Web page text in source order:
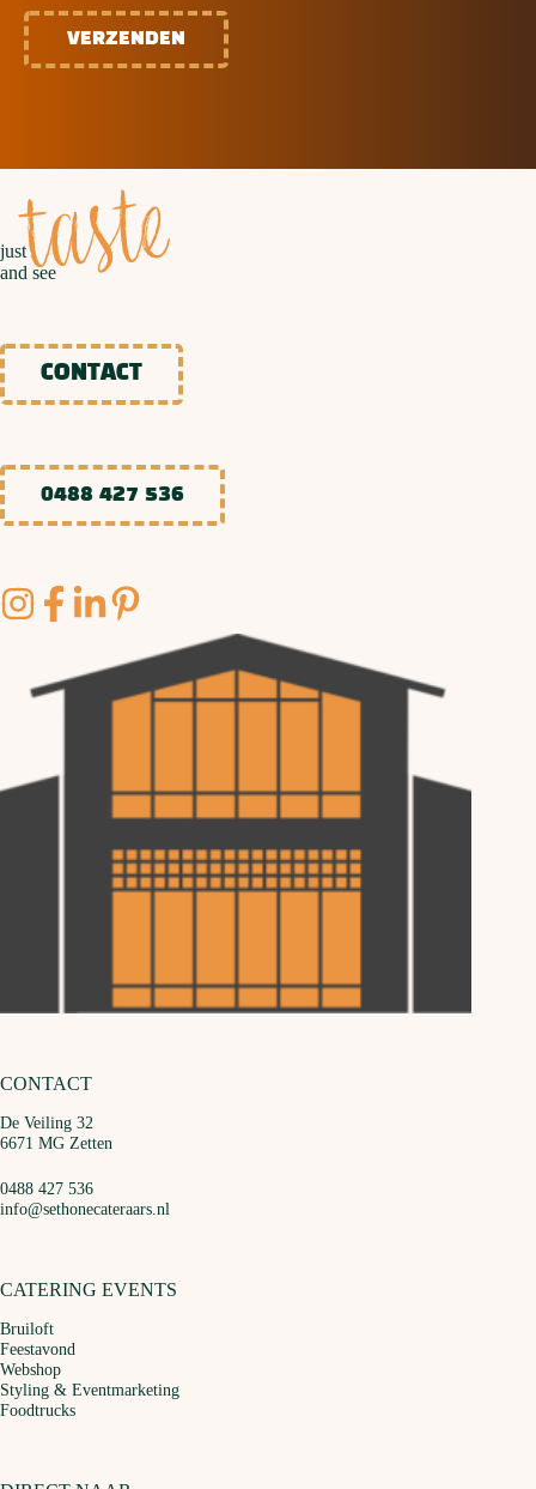
justtaste
and see
CONTACT
0488 427 536
CONTACT
De Veiling 32
6671 MG Zetten
0488 427 536
info@sethonecateraars.nl
CATERING EVENTS
Bruiloft
Feestavond
Webshop
Styling & Eventmarketing
Foodtrucks